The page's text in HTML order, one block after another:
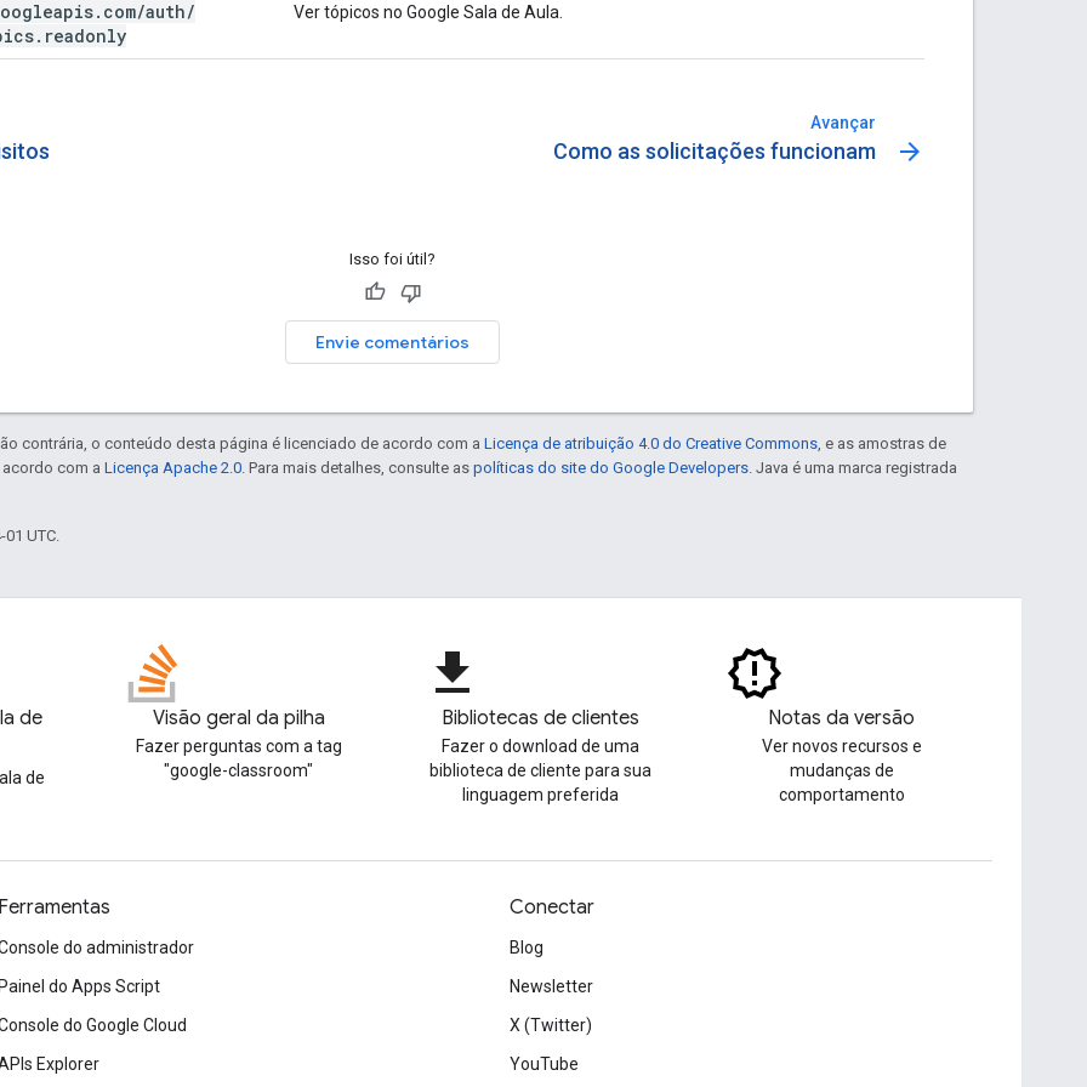
. com/auth/
. readonly
Ver tópicos no Google Sala de Aula.
Avançar
Como as solicitações funcionam arrow_forward
Isso foi útil?
Envie comentários
contrária, o conteúdo desta página é licenciado de acordo com a Licença de atribuição 4.0 do Creative Commons , e as amostras de
com a Licença Apache 2.0 . Para mais detalhes, consulte as políticas do site do Google Developers . Java é uma marca registrada
UTC.
de
de
Visão geral da pilha
Fazer perguntas com a tag
"google-classroom"
file_download
Bibliotecas de clientes
Fazer o download de uma
biblioteca de cliente para sua
linguagem preferida
Notas da versão
Ver novos recursos e
mudanças de
comportamento
Ferramentas
do administrador
Painel do Apps Script
do Google Cloud
Explorer
Conectar
Blog
Newsletter
X (Twitter)
YouTube